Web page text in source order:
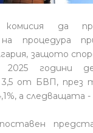
комисия да
процедура
защото
2025 години
3,5 от БВП, през
а следващата -